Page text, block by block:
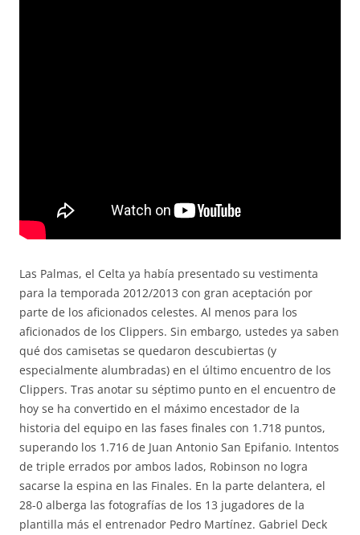
Las Palmas, el Celta ya había presentado su vestimenta
para la temporada 2012/2013 con gran aceptación por
parte de los aficionados celestes. Al menos para los
aficionados de los Clippers. Sin embargo, ustedes ya saben
qué dos camisetas se quedaron descubiertas (y
especialmente alumbradas) en el último encuentro de los
Clippers. Tras anotar su séptimo punto en el encuentro de
hoy se ha convertido en el máximo encestador de la
historia del equipo en las fases finales con 1.718 puntos,
superando los 1.716 de Juan Antonio San Epifanio. Intentos
de triple errados por ambos lados, Robinson no logra
sacarse la espina en las Finales. En la parte delantera, el
28-0 alberga las fotografías de los 13 jugadores de la
plantilla más el entrenador Pedro Martínez. Gabriel Deck